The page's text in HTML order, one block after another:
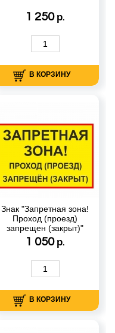
1 250 р.
В КОРЗИНУ
Знак "Запретная зона!
Проход (проезд)
запрещен (закрыт)"
1 050 р.
В КОРЗИНУ